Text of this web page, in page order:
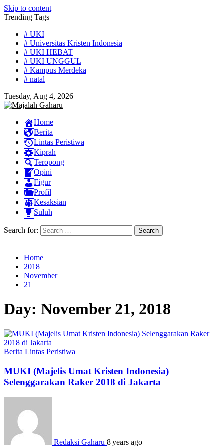
Skip to content
Trending Tags
# UKI
# Universitas Kristen Indonesia
# UKI HEBAT
# UKI UNGGUL
# Kampus Merdeka
# natal
Tuesday, Aug 4, 2026
Home
Berita
Lintas Peristiwa
Kiprah
Teropong
Opini
Figur
Profil
Kesaksian
Suluh
Search for:
Home
2018
November
21
Day: November 21, 2018
Berita Lintas Peristiwa
MUKI (Majelis Umat Kristen Indonesia)
Selenggarakan Raker 2018 di Jakarta
Redaksi Gaharu 8 years ago